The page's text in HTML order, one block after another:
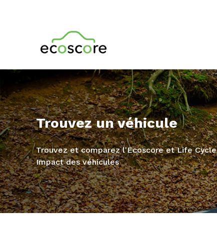
Trouvez un véhicule
Trouvez et comparez l'Ecoscore et Life Cycle
Impact des véhicules